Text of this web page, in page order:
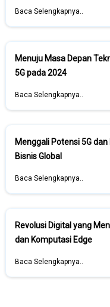
Baca Selengkapnya..
Menuju Masa Depan
5G pada 2024
Baca Selengkapnya..
Menggali Potensi 5G
Bisnis Global
Baca Selengkapnya..
Revolusi Digital yang
dan Komputasi Edge
Baca Selengkapnya..